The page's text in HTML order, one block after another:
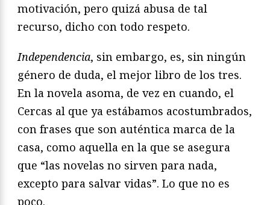
motivación, pero quizá abusa de tal
recurso, dicho con todo respeto.
Independencia, sin embargo, es, sin ningún
género de duda, el mejor libro de los tres.
En la novela asoma, de vez en cuando, el
Cercas al que ya estábamos acostumbrados,
con frases que son auténtica marca de la
casa, como aquella en la que se asegura
que “las novelas no sirven para nada,
excepto para salvar vidas”. Lo que no es
poco.